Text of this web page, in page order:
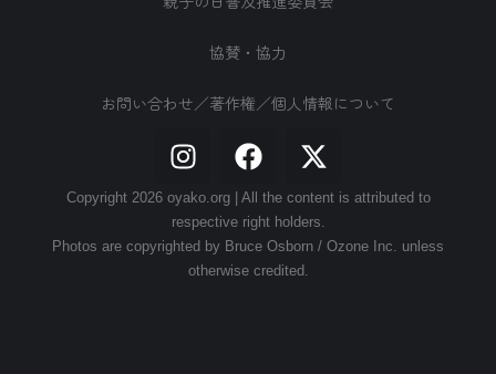
協賛・協力
お問い合わせ／著作権／個人情報について
Copyright 2026 oyako.org | All the content is attributed to
respective right holders.
Photos are copyrighted by Bruce Osborn / Ozone Inc. unless
otherwise credited.